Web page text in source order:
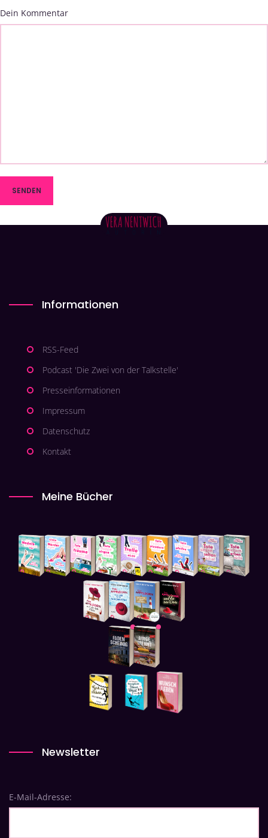
Dein Kommentar
Informationen
RSS-Feed
Podcast 'Die Zwei von der Talkstelle'
Presseinformationen
Impressum
Datenschutz
Kontakt
Meine Bücher
Newsletter
E-Mail-Adresse: